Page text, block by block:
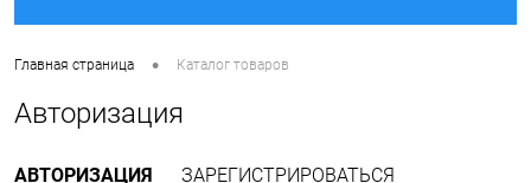
Главная страница • Каталог товаров
Авторизация
АВТОРИЗАЦИЯ ЗАРЕГИСТРИРОВАТЬСЯ